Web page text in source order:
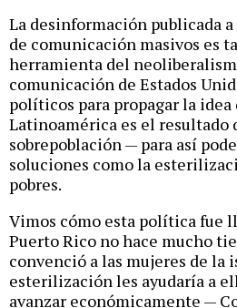
La desinformación publicada
de comunicación masivos es
herramienta del
comunicación de Estados
políticos para propagar la idea
Latinoamérica es el resultado
sobrepoblación — para así
soluciones como la
pobres.
Vimos cómo esta política fue
Puerto Rico no hace mucho
convenció a las mujeres de la
esterilización les ayudaría a
avanzar económicamente —